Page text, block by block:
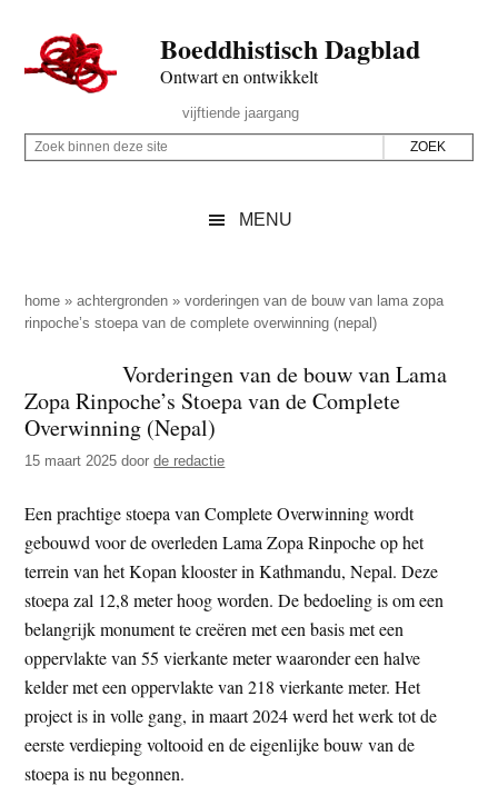
naar
de
inhoud
secondary
naar
de
sidebar
naar
de
Boeddhistisch Dagblad
Ontwart en ontwikkelt
Rechts
vijftiende jaargang
Z
p
d
z
e
s
t
e
Z
i
n
n
d
e
e
s
i
t
e
MENU
home »achtergronden »vorderingen van de bouw van lama zopa
rinpoche’s stoepa van de complete overwinning (nepal)
Vorderingen van de bouw van Lama
Zopa Rinpoche’s Stoepa van de Complete
Overwinning (Nepal)
15 maart 2025 doorde redactie
Een prachtige stoepa van Complete Overwinning wordt
gebouwd voor de overleden Lama Zopa Rinpoche op het
terrein van het Kopan klooster in Kathmandu, Nepal. Deze
stoepa zal 12,8 meter hoog worden. De bedoeling is om een
belangrijk monument te creëren met een basis met een
oppervlakte van 55 vierkante meter waaronder een halve
kelder met een oppervlakte van 218 vierkante meter. Het
project is in volle gang, in maart 2024 werd het werk tot de
eerste verdieping voltooid en de eigenlijke bouw van de
stoepa is nu begonnen.